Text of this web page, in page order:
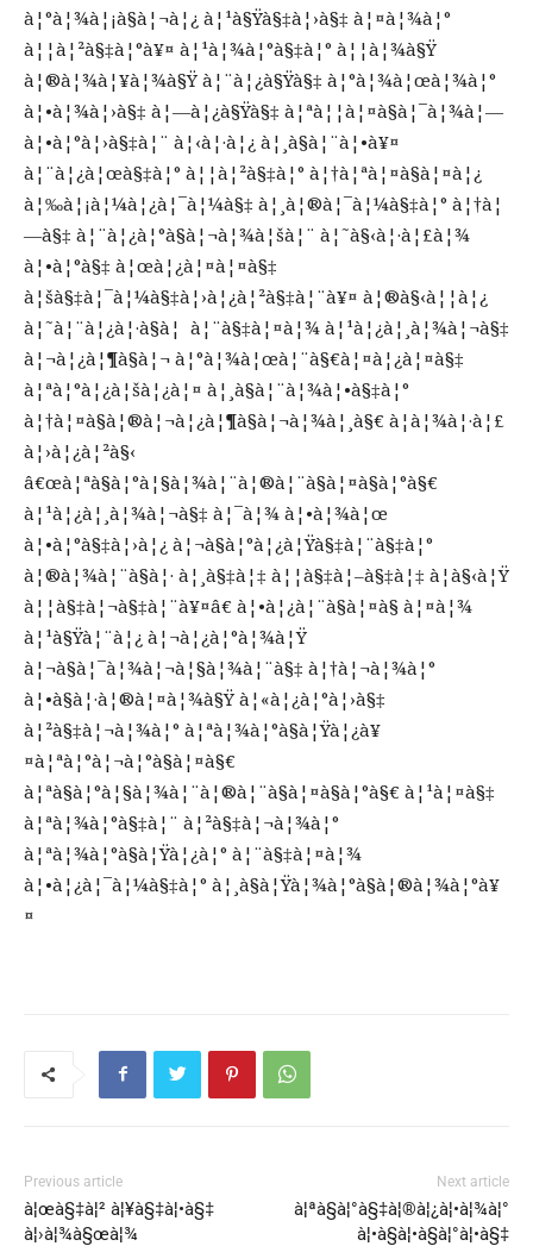
à¦°à¦¾à¦¡à§à¦¬à¦¿ à¦¹à§Ÿà§‡à¦›à§‡ à¦¤à¦¾à¦°
à¦¦à¦²à§‡à¦°à¥¤ à¦¹à¦¾à¦°à§‡à¦° à¦¦à¦¾à§Ÿ
à¦®à¦¾à¦¥à¦¾à§Ÿ à¦¨à¦¿à§Ÿà§‡ à¦°à¦¾à¦œà¦¾à¦°
à¦•à¦¾à¦›à§‡ à¦—à¦¿à§Ÿà§‡ à¦ªà¦¦à¦¤à§à¦¯à¦¾à¦—
à¦•à¦°à¦›à§‡à¦¨ à¦‹à¦·à¦¿ à¦¸à§à¦¨à¦•à¥¤
à¦¨à¦¿à¦œà§‡à¦° à¦¦à¦²à§‡à¦° à¦†à¦ªà¦¤à§à¦¤à¦¿
à¦‰à¦¡à¦¼à¦¿à¦¯à¦¼à§‡ à¦¸à¦®à¦¯à¦¼à§‡à¦° à¦†à¦
—à§‡ à¦¨à¦¿à¦°à§à¦¬à¦¾à¦šà¦¨ à¦˜à§‹à¦·à¦£à¦¾
à¦•à¦°à§‡ à¦œà¦¿à¦¤à¦¤à§‡
à¦šà§‡à¦¯à¦¼à§‡à¦›à¦¿à¦²à§‡à¦¨à¥¤ à¦®à§‹à¦¦à¦¿
à¦˜à¦¨à¦¿à¦·à§à¦ à¦¨à§‡à¦¤à¦¾ à¦¹à¦¿à¦¸à¦¾à¦¬à§‡
à¦¬à¦¿à¦¶à§à¦¬ à¦°à¦¾à¦œà¦¨à§€à¦¤à¦¿à¦¤à§‡
à¦ªà¦°à¦¿à¦šà¦¿à¦¤ à¦¸à§à¦¨à¦¾à¦•à§‡à¦°
à¦†à¦¤à§à¦®à¦¬à¦¿à¦¶à§à¦¬à¦¾à¦¸à§€ à¦­à¦¾à¦·à¦£
à¦›à¦¿à¦²à§‹
â€œà¦ªà§à¦°à¦§à¦¾à¦¨à¦®à¦¨à§à¦¤à§à¦°à§€
à¦¹à¦¿à¦¸à¦¾à¦¬à§‡ à¦¯à¦¾ à¦•à¦¾à¦œ
à¦•à¦°à§‡à¦›à¦¿ à¦¬à§à¦°à¦¿à¦Ÿà§‡à¦¨à§‡à¦°
à¦®à¦¾à¦¨à§à¦· à¦¸à§‡à¦‡ à¦¦à§‡à¦–à§‡à¦‡ à¦­à§‹à¦Ÿ
à¦¦à§‡à¦¬à§‡à¦¨à¥¤â€ à¦•à¦¿à¦¨à§à¦¤à§ à¦¤à¦¾
à¦¹à§Ÿà¦¨à¦¿ à¦¬à¦¿à¦°à¦¾à¦Ÿ
à¦¬à§à¦¯à¦¾à¦¬à¦§à¦¾à¦¨à§‡ à¦†à¦¬à¦¾à¦°
à¦•à§à¦·à¦®à¦¤à¦¾à§Ÿ à¦«à¦¿à¦°à¦›à§‡
à¦²à§‡à¦¬à¦¾à¦° à¦ªà¦¾à¦°à§à¦Ÿà¦¿à¥
¤à¦ªà¦°à¦¬à¦°à§à¦¤à§€
à¦ªà§à¦°à¦§à¦¾à¦¨à¦®à¦¨à§à¦¤à§à¦°à§€ à¦¹à¦¤à§‡
à¦ªà¦¾à¦°à§‡à¦¨ à¦²à§‡à¦¬à¦¾à¦°
à¦ªà¦¾à¦°à§à¦Ÿà¦¿à¦° à¦¨à§‡à¦¤à¦¾
à¦•à¦¿à¦¯à¦¼à§‡à¦° à¦¸à§à¦Ÿà¦¾à¦°à§à¦®à¦¾à¦°à¥
¤
Previous article
à¦œà§‡à¦² à¦¥à§‡à¦•à§‡
à¦›à¦¾à§œà¦¾
Next article
à¦ªà§à¦°à§‡à¦®à¦¿à¦•à¦¾à¦°
à¦•à§à¦•à§à¦°à¦•à§‡